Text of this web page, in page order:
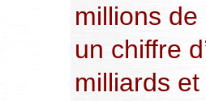
millions de
un chiffre
milliards